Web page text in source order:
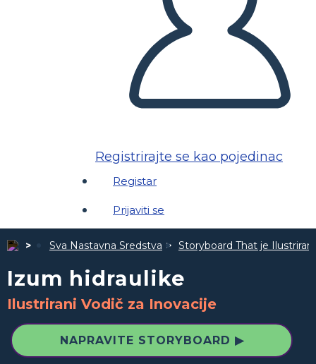
Registrirajte se kao pojedinac
Registar
Prijaviti se
Sva Nastavna Sredstva Storyboard That je
Izum hidraulike
Ilustrirani Vodič za Inovacije
NAPRAVITE STORYBOARD ▶